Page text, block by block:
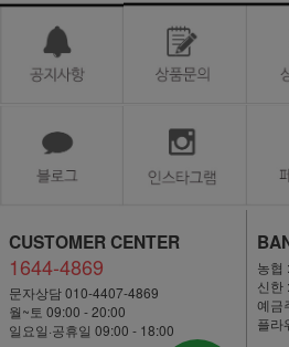
CUSTOMER CENTER
1644-4869
문자상담 010-4407-4869
월~토 09:00 - 20:00
일요일·공휴일 09:00 - 18:00
농협
신한
예금
플라